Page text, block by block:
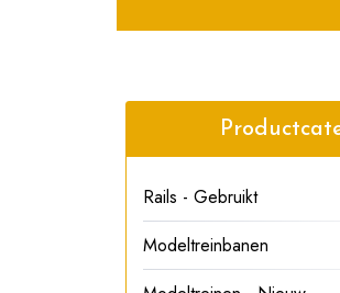
Rails - Gebruikt
Modeltreinbanen